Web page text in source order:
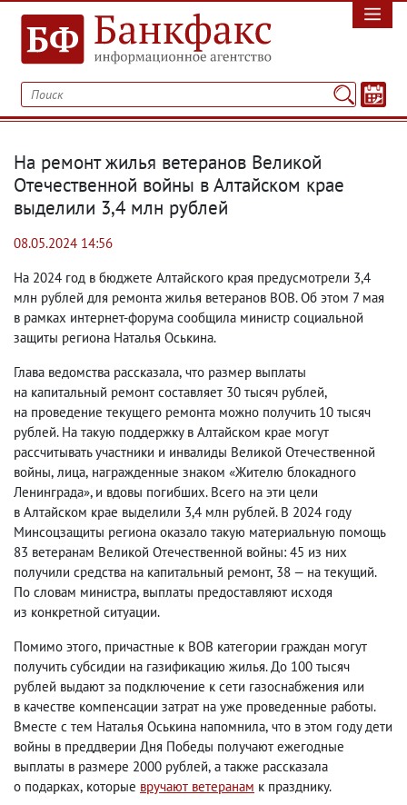
На ремонт жилья ветеранов Великой
Отечественной войны в Алтайском крае
выделили 3,4 млн рублей
08.05.2024 14:56
На 2024 год в бюджете Алтайского края предусмотрели 3,4
млн рублей для ремонта жилья ветеранов ВОВ. Об этом 7 мая
в рамках интернет-форума сообщила министр социальной
защиты региона Наталья Оськина.
Глава ведомства рассказала, что размер выплаты
на капитальный ремонт составляет 30 тысяч рублей,
на проведение текущего ремонта можно получить 10 тысяч
рублей. На такую поддержку в Алтайском крае могут
рассчитывать участники и инвалиды Великой Отечественной
войны, лица, награжденные знаком «Жителю блокадного
Ленинграда», и вдовы погибших. Всего на эти цели
в Алтайском крае выделили 3,4 млн рублей. В 2024 году
Минсоцзащиты региона оказало такую материальную помощь
83 ветеранам Великой Отечественной войны: 45 из них
получили средства на капитальный ремонт, 38 — на текущий.
По словам министра, выплаты предоставляют исходя
из конкретной ситуации.
Помимо этого, причастные к ВОВ категории граждан могут
получить субсидии на газификацию жилья. До 100 тысяч
рублей выдают за подключение к сети газоснабжения или
в качестве компенсации затрат на уже проведенные работы.
Вместе с тем Наталья Оськина напомнила, что в этом году дети
войны в преддверии Дня Победы получают ежегодные
выплаты в размере 2000 рублей, а также рассказала
о подарках, которые вручают ветеранам к празднику.